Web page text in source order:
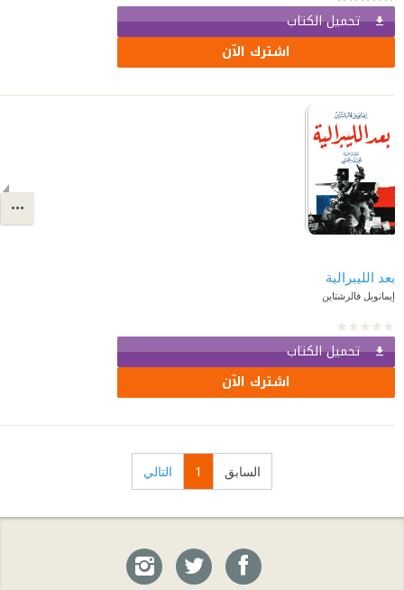
تحميل الكتاب
اشترك الآن
بعد الليبرالية
إيمانويل فالرشتاين
تحميل الكتاب
اشترك الآن
السابق 1 التالي